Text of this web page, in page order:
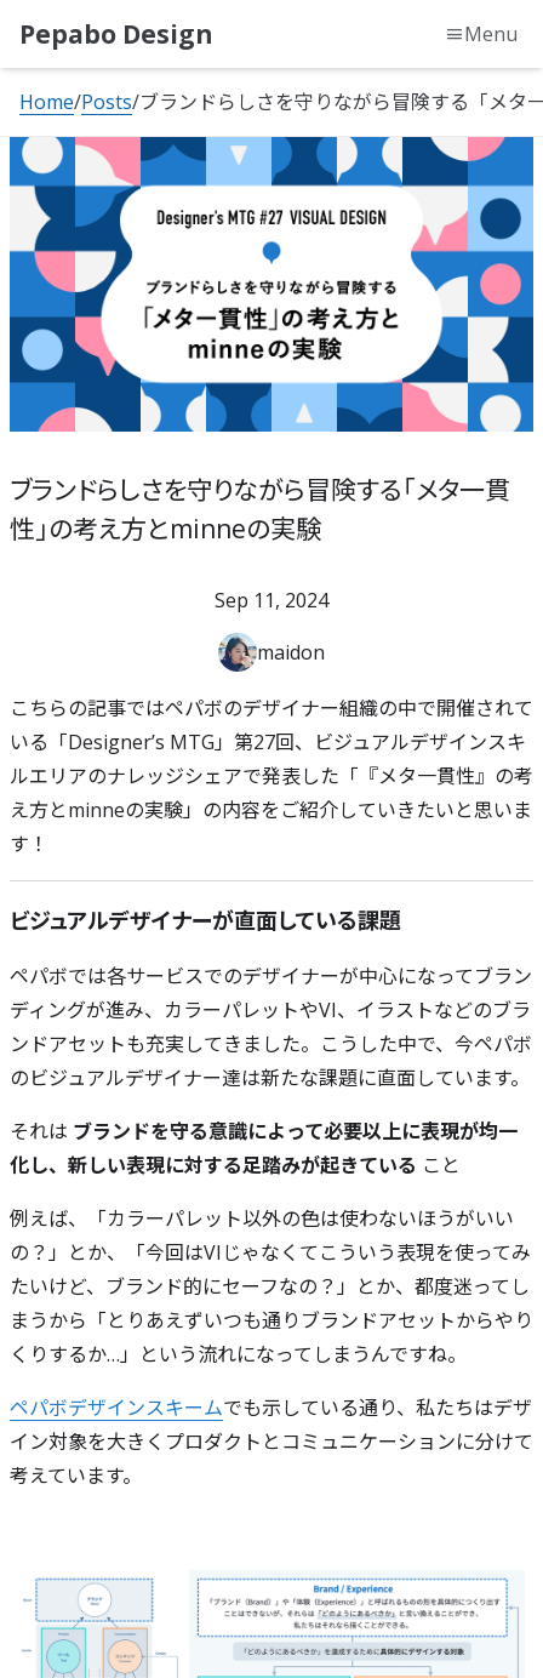
Pepabo Design Menu
Home Posts ブランドらしさを守りながら冒険する「メタ
ブランドらしさを守りながら冒険する「メタ一貫
性」の考え方とminneの実験
Sep 11, 2024
maidon
こちらの記事ではペパボのデザイナー組織の中で開催されて
いる「Designer’s MTG」第27回、ビジュアルデザインスキ
ルエリアのナレッジシェアで発表した「『メタ一貫性』の考
え方とminneの実験」の内容をご紹介していきたいと思いま
す！
ビジュアルデザイナーが直面している課題
ペパボでは各サービスでのデザイナーが中心になってブラン
ディングが進み、カラーパレットやVI、イラストなどのブラ
ンドアセットも充実してきました。こうした中で、今ペパボ
のビジュアルデザイナー達は新たな課題に直面しています。
それは ブランドを守る意識によって必要以上に表現が均一
化し、新しい表現に対する足踏みが起きている こと
例えば、「カラーパレット以外の色は使わないほうがいい
の？」とか、「今回はVIじゃなくてこういう表現を使ってみ
たいけど、ブランド的にセーフなの？」とか、都度迷ってし
まうから「とりあえずいつも通りブランドアセットからやり
くりするか…」という流れになってしまうんですね。
ペパボデザインスキームでも示している通り、私たちはデザ
イン対象を大きくプロダクトとコミュニケーションに分けて
考えています。